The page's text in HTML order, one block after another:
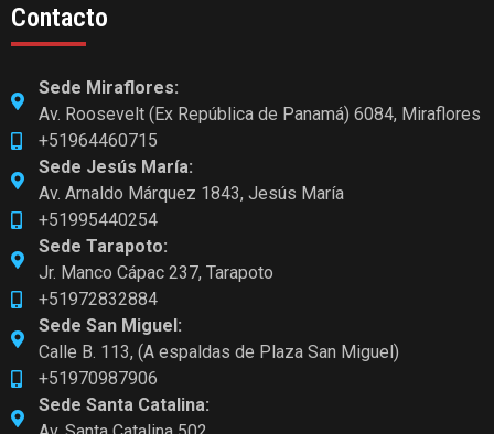
Contacto
Sede Miraflores:
Av. Roosevelt (Ex República de Panamá) 6084, Miraflores
+51964460715
Sede Jesús María:
Av. Arnaldo Márquez 1843, Jesús María
+51995440254
Sede Tarapoto:
Jr. Manco Cápac 237, Tarapoto
+51972832884
Sede San Miguel:
Calle B. 113, (A espaldas de Plaza San Miguel)
+51970987906
Sede Santa Catalina: